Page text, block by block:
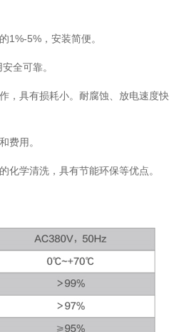
1%-5%，安装简便。
全可靠。
，具有损耗小。耐腐蚀、放电速度快
费用。
化学清洗，具有节能环保等优点。